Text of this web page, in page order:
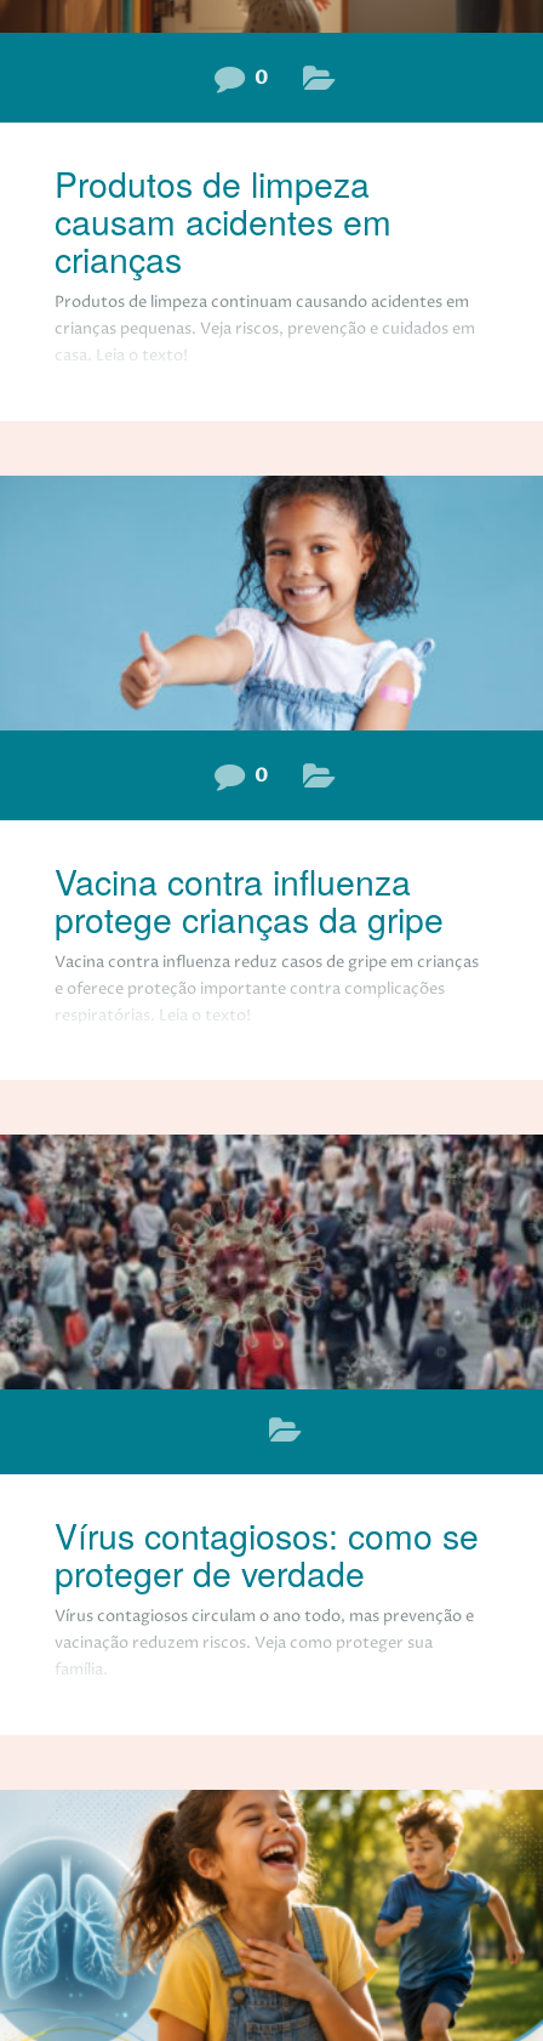
0
Produtos de limpeza
causam acidentes em
crianças
Produtos de limpeza continuam causando acidentes em
crianças pequenas. Veja riscos, prevenção e cuidados em
casa. Leia o texto!
0
Vacina contra influenza
protege crianças da gripe
Vacina contra influenza reduz casos de gripe em crianças
e oferece proteção importante contra complicações
respiratórias. Leia o texto!
Vírus contagiosos: como se
proteger de verdade
Vírus contagiosos circulam o ano todo, mas prevenção e
vacinação reduzem riscos. Veja como proteger sua
família.